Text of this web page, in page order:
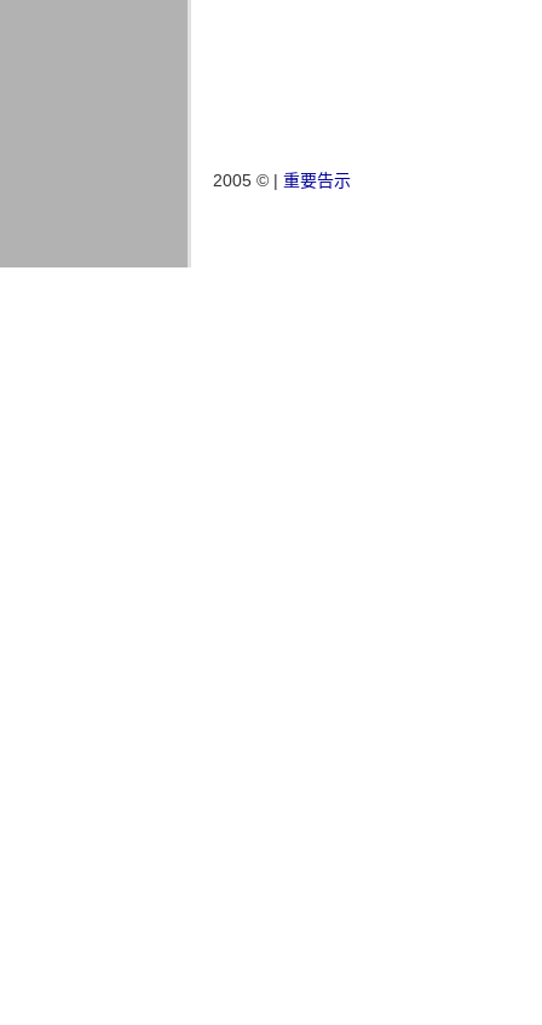
2005 © | 重要告示